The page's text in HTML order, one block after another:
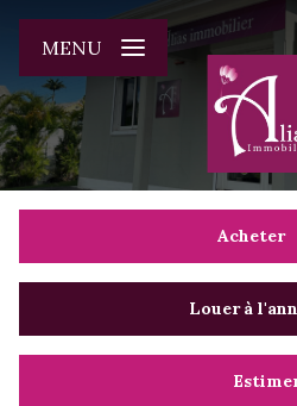
MENU
Acheter
De l'immo pro
Louer à